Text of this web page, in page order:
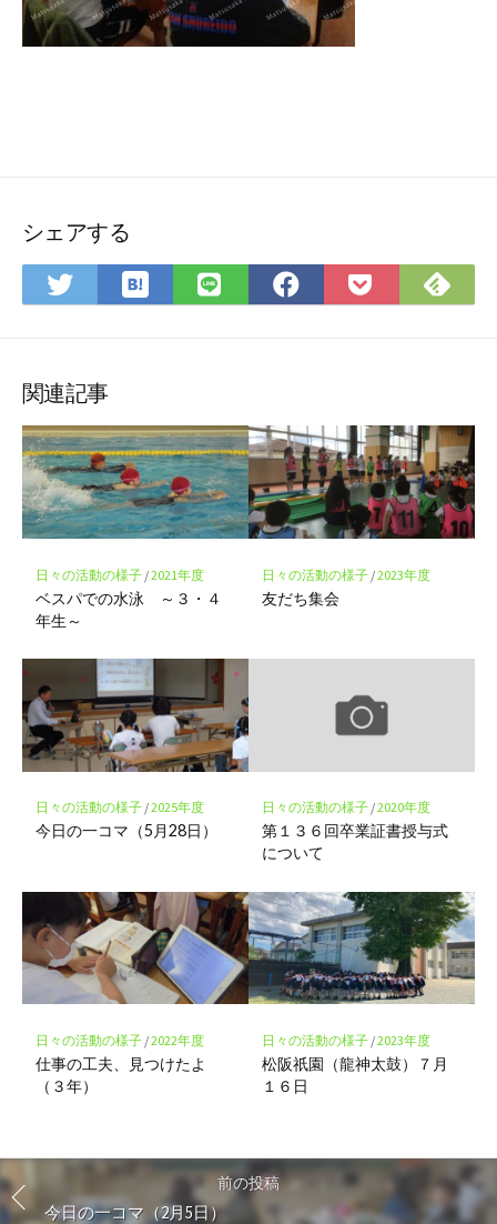
シェアする
Twitter
で
ア
は
て
ク
マ
ー
ク
に
保
存
LINE
で
Facebook
で
Pocket
に
で
関連記事
日々の活動の様子/2021年度
ベスパでの水泳 ～３・４
年生～
日々の活動の様子/2023年度
友だち集会
日々の活動の様子/2025年度
今日の一コマ（5月28日）
日々の活動の様子/2020年度
第１３６回卒業証書授与式
について
日々の活動の様子/2022年度
仕事の工夫、見つけたよ
（３年）
日々の活動の様子/2023年度
松阪祇園（龍神太鼓）７月
１６日
前の投稿
今日の一コマ（2月5日）